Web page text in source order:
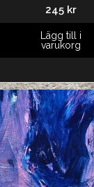
245 kr
Lägg till i
varukorg